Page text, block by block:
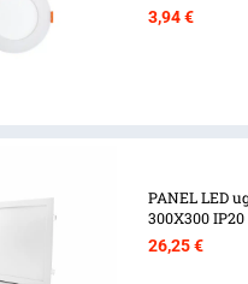
3,94€
PANEL LED
300X300 IP20
26,25€